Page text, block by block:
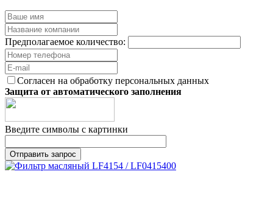
Предполагаемое количество:
Согласен на обработку персональных данных
Защита от автоматического заполнения
Введите символы с картинки